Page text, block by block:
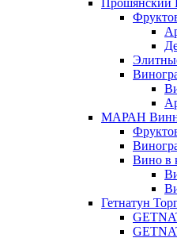
Прошянский
МАРАН
Вино в
Гетнатун